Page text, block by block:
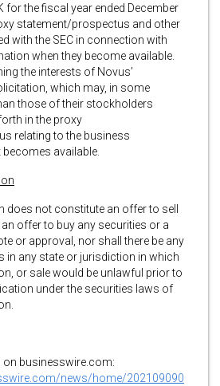
for the fiscal year ended December
statement/prospectus and other
with the SEC in connection with
when they become available.
the interests of Novus’
which may, in some
those of their stockholders
in the proxy
relating to the business
available.
not constitute an offer to sell
offer to buy any securities or a
or approval, nor shall there be any
in any state or jurisdiction in which
or sale would be unlawful prior to
under the securities laws of
businesswire.com:
news/home/202109090